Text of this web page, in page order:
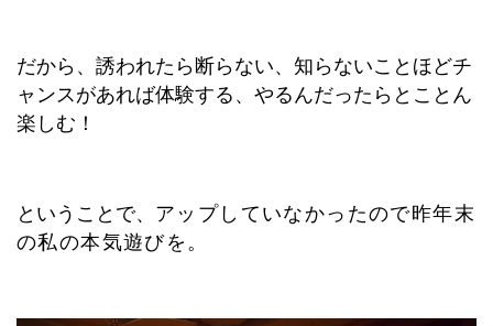
だから、誘われたら断らない、知らないことほどチ
ャンスがあれば体験する、やるんだったらとことん
楽しむ！
ということで、 アップしていなかったので昨年末
の私の本気遊びを。